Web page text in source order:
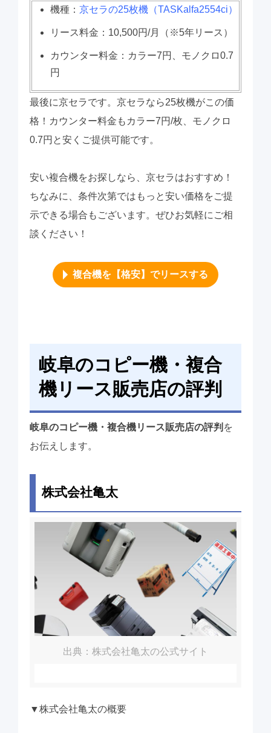
機種： 京セラの25枚機（TASKalfa2554ci）
リース料金：10,500円/月（※5年リース）
カウンター料金：カラー7円、モノクロ0.7
円
最後に京セラです。京セラなら25枚機がこの価
格！カウンター料金もカラー7円/枚、モノクロ
0.7円と安くご提供可能です。
安い複合機をお探しなら、京セラはおすすめ！
ちなみに、条件次第ではもっと安い価格をご提
示できる場合もございます。ぜひお気軽にご相
談ください！
複合機を【格安】でリースする
岐阜のコピー機・複合
機リース販売店の評判
岐阜のコピー機・複合機リース販売店の評判 を
お伝えします。
株式会社亀太
出典：株式会社亀太の公式サイト
▼株式会社亀太の概要